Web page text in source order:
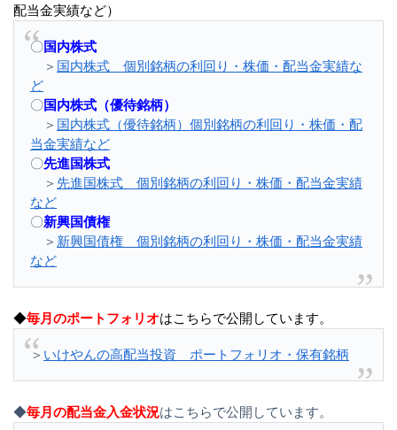
配当金実績など）
〇国内株式
＞ 国内株式 個別銘柄の利回り・株価・配当金実績な
ど
〇国内株式（優待銘柄）
＞ 国内株式（優待銘柄）個別銘柄の利回り・株価・配
当金実績など
〇先進国株式
＞ 先進国株式 個別銘柄の利回り・株価・配当金実績
など
〇新興国債権
＞ 新興国債権 個別銘柄の利回り・株価・配当金実績
など
◆毎月のポートフォリオはこちらで公開しています。
＞ いけやんの高配当投資 ポートフォリオ・保有銘柄
◆毎月の配当金入金状況はこちらで公開しています。